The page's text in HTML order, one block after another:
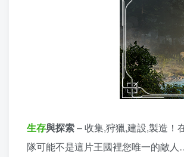
生存與探索– 收集,狩獵,建設,製造！
隊可能不是這片王國裡您唯一的敵